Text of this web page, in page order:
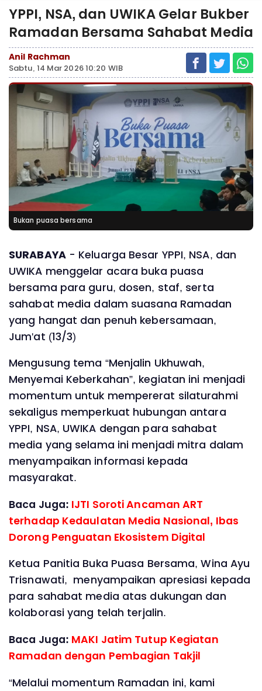
YPPI, NSA, dan UWIKA Gelar Bukber
Ramadan Bersama Sahabat Media
Anil Rachman
Sabtu, 14 Mar 2026 10:20 WIB
Bukan puasa bersama
SURABAYA- Keluarga Besar YPPI, NSA, dan
UWIKA menggelar acara buka puasa
bersama para guru, dosen, staf, serta
sahabat media dalam suasana Ramadan
yang hangat dan penuh kebersamaan,
Jum'at (13/3)
Mengusung tema “Menjalin Ukhuwah,
Menyemai Keberkahan”, kegiatan ini menjadi
momentum untuk mempererat silaturahmi
sekaligus memperkuat hubungan antara
YPPI, NSA, UWIKA dengan para sahabat
media yang selama ini menjadi mitra dalam
menyampaikan informasi kepada
masyarakat.
Baca Juga: IJTI Soroti Ancaman ART
terhadap Kedaulatan Media Nasional, Ibas
Dorong Penguatan Ekosistem Digital
Ketua Panitia Buka Puasa Bersama, Wina Ayu
Trisnawati, menyampaikan apresiasi kepada
para sahabat media atas dukungan dan
kolaborasi yang telah terjalin.
Baca Juga: MAKI Jatim Tutup Kegiatan
Ramadan dengan Pembagian Takjil
“Melalui momentum Ramadan ini, kami